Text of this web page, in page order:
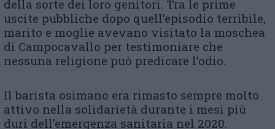
della sorte dei loro genitori. Tra le prime
uscite pubbliche dopo quell’episodio terribile,
marito e moglie avevano visitato la moschea
di Campocavallo per testimoniare che
nessuna religione può predicare l’odio.
Il barista osimano era rimasto sempre molto
attivo nella solidarietà durante i mesi più
duri dell’emergenza sanitaria nel 2020.